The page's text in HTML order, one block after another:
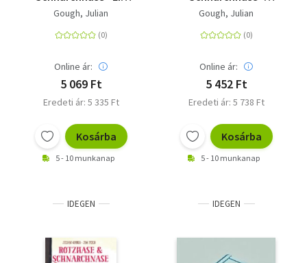
schlimmer Bestimmer
Gough, Julian
Online ár:
5 069 Ft
Eredeti ár: 5 335 Ft
Kosárba
5 - 10 munkanap
Möhrenklau im
Gough, Julian
Online ár:
5 452 Ft
Eredeti ár: 5 738 Ft
Kosárba
5 - 10 munkanap
IDEGEN IDEGEN